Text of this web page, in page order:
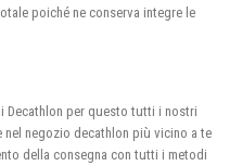
poiché ne conserva integre le
Decathlon per questo tutti i nostri
negozio decathlon più vicino a te
della consegna con tutti i metodi